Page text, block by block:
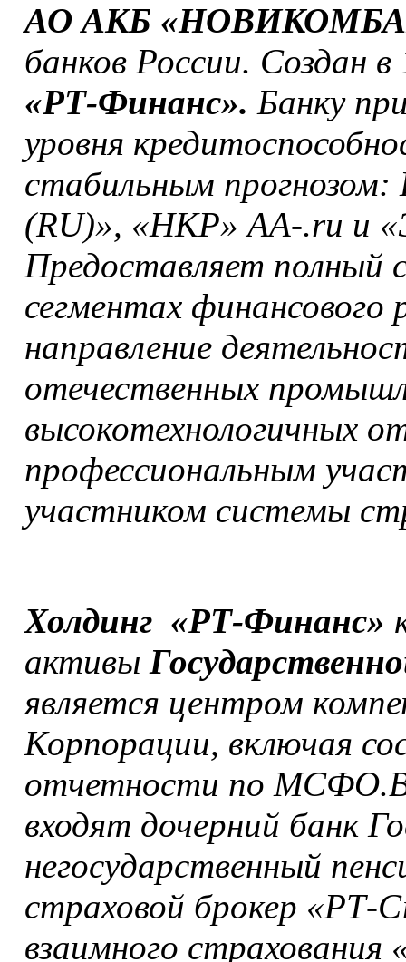
АО АКБ
банков России. Создан
«РТ-Финанс». Банку
уровня
стабильным
(RU)», «НКР» АА-.ru и
Предоставляет полный
сегментах
направление
отечественных
высокотехнологичных
профессиональным
участником системы
Холдинг «РТ-Финанс»
активы
является центром
Корпорации, включая
отчетности по МСФО.В
входят дочерний банк
негосударственный
страховой брокер «РТ-
взаимного